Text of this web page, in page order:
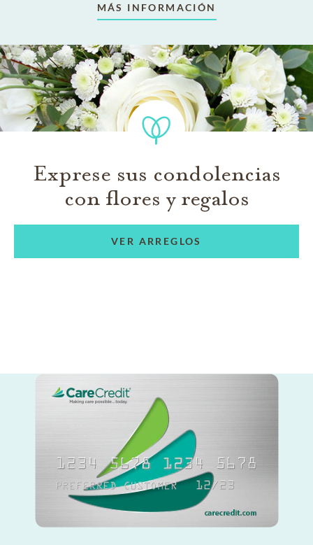
MÁS INFORMACIÓN
Exprese sus condolencias
con flores y regalos
VER ARREGLOS